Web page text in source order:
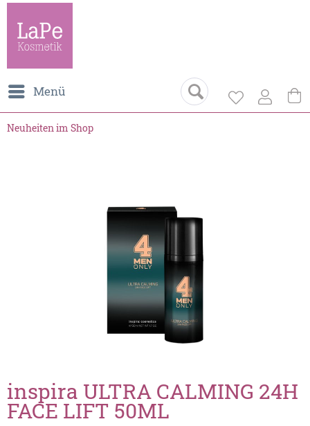
Menü
Neuheiten im Shop
inspira ULTRA CALMING 24H
FACE LIFT 50ML